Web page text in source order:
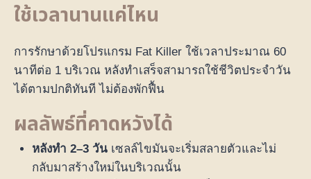
ใช้เวลานานแค่ไหน
การรักษาด้วยโปรแกรม Fat Killer ใช้เวลาประมาณ 60
นาทีต่อ 1 บริเวณ หลังทำเสร็จสามารถใช้ชีวิตประจำวัน
ได้ตามปกติทันที ไม่ต้องพักฟื้น
ผลลัพธ์ที่คาดหวังได้
หลังทำ 2–3 วันเซลล์ไขมันจะเริ่มสลายตัวและไม่
กลับมาสร้างใหม่ในบริเวณนั้น